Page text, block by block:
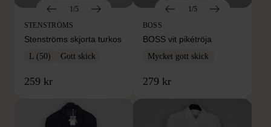
1/5
STENSTRÖMS
Stenströms skjorta turkos
L (50) Gott skick
259 kr
1/5
BOSS
BOSS vit pikétröja
Mycket gott skick
279 kr